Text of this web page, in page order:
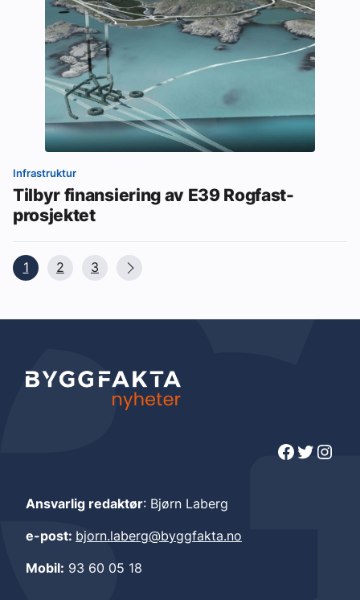
Infrastruktur
Tilbyr finansiering av E39 Rogfast-
prosjektet
1 2 3
Facebook Twitter Instagram
Ansvarlig redaktør: Bjørn Laberg
e-post: bjorn.laberg@byggfakta.no
Mobil: 93 60 05 18